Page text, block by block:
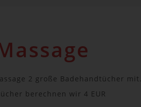
2 große Badehandtücher mit.
berechnen wir 4 EUR